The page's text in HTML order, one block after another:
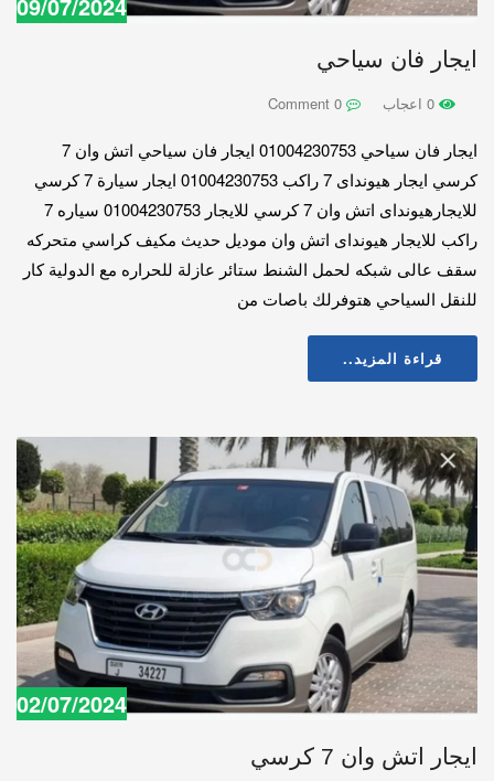
ايجار فان سياحي
ايجار فان سياحي 01004230753 ايجار فان سياحي اتش وان 7
كرسي ايجار هيونداى 7 راكب 01004230753 ايجار سيارة 7 كرسي
للايجارهيونداى اتش وان 7 كرسي للايجار 01004230753 سياره 7
راكب للايجار هيونداى اتش وان موديل حديث مكيف كراسي متحركه
سقف عالى شبكه لحمل الشنط ستائر عازلة للحراره مع الدولية كار
للنقل السياحي هتوفرلك باصات من
قراءة المزيد..
02/07/2024
ايجار اتش وان 7 كرسي